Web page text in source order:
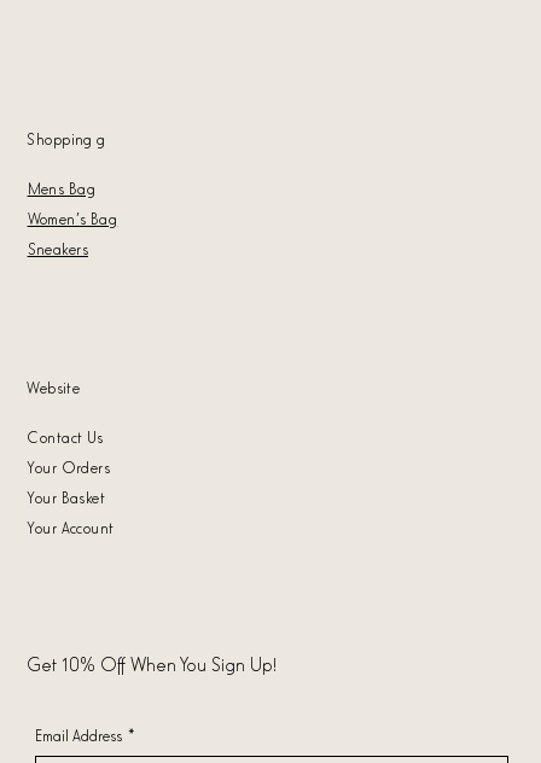
Shopping g
Mens Bag
Women's Bag
Sneakers
Website
Contact Us
Your Orders
Your Basket
Your Account
Get 10% Off When You Sign Up!
Email Address *